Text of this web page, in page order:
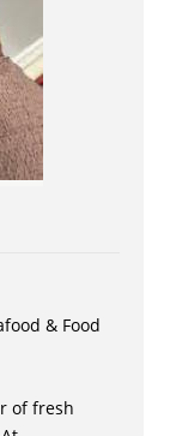
& Food
of fresh